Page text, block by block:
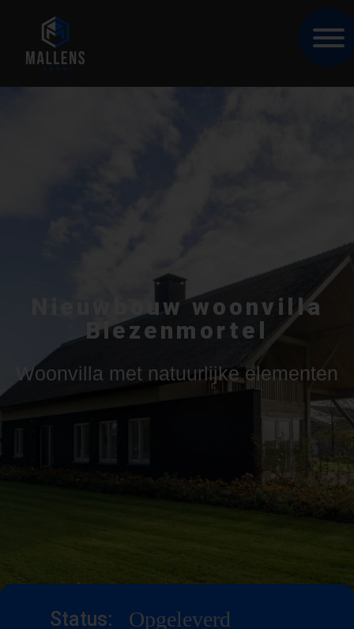
Nieuwbouw woonvilla
Biezenmortel
Woonvilla met natuurlijke elementen
Status: Opgeleverd